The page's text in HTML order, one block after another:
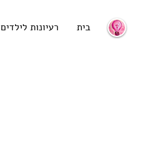
בית רעיונות לילדים